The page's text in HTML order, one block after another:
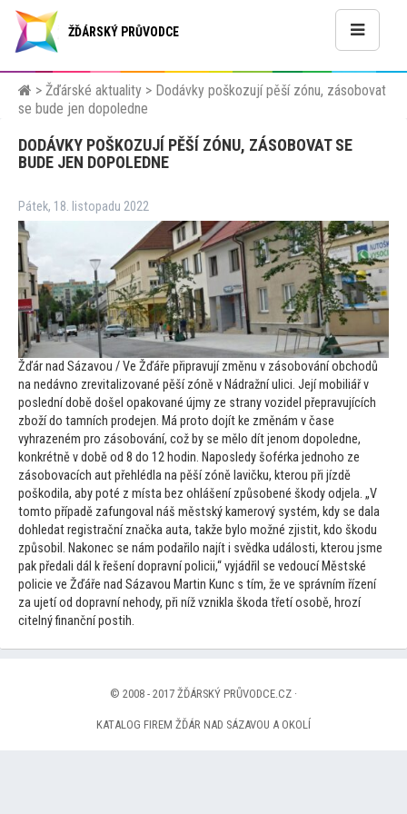
ŽĎÁRSKÝ PRŮVODCE
> Žďárské aktuality > Dodávky poškozují pěší zónu, zásobovat
se bude jen dopoledne
DODÁVKY POŠKOZUJÍ PĚŠÍ ZÓNU, ZÁSOBOVAT SE
BUDE JEN DOPOLEDNE
Pátek, 18. listopadu 2022
Žďár nad Sázavou / Ve Žďáře připravují změnu v zásobování obchodů
na nedávno zrevitalizované pěší zóně v Nádražní ulici. Její mobiliář v
poslední době došel opakované újmy ze strany vozidel přepravujících
zboží do tamních prodejen. Má proto dojít ke změnám v čase
vyhrazeném pro zásobování, což by se mělo dít jenom dopoledne,
konkrétně v době od 8 do 12 hodin. Naposledy šoférka jednoho ze
zásobovacích aut přehlédla na pěší zóně lavičku, kterou při jízdě
poškodila, aby poté z místa bez ohlášení způsobené škody odjela. „V
tomto případě zafungoval náš městský kamerový systém, kdy se dala
dohledat registrační značka auta, takže bylo možné zjistit, kdo škodu
způsobil. Nakonec se nám podařilo najít i svědka události, kterou jsme
pak předali dál k řešení dopravní policii,“ vyjádřil se vedoucí Městské
policie ve Žďáře nad Sázavou Martin Kunc s tím, že ve správním řízení
za ujetí od dopravní nehody, při níž vznikla škoda třetí osobě, hrozí
citelný finanční postih.
© 2008 - 2017 ŽĎÁRSKÝ PRŮVODCE.CZ ·
KATALOG FIREM ŽĎÁR NAD SÁZAVOU A OKOLÍ